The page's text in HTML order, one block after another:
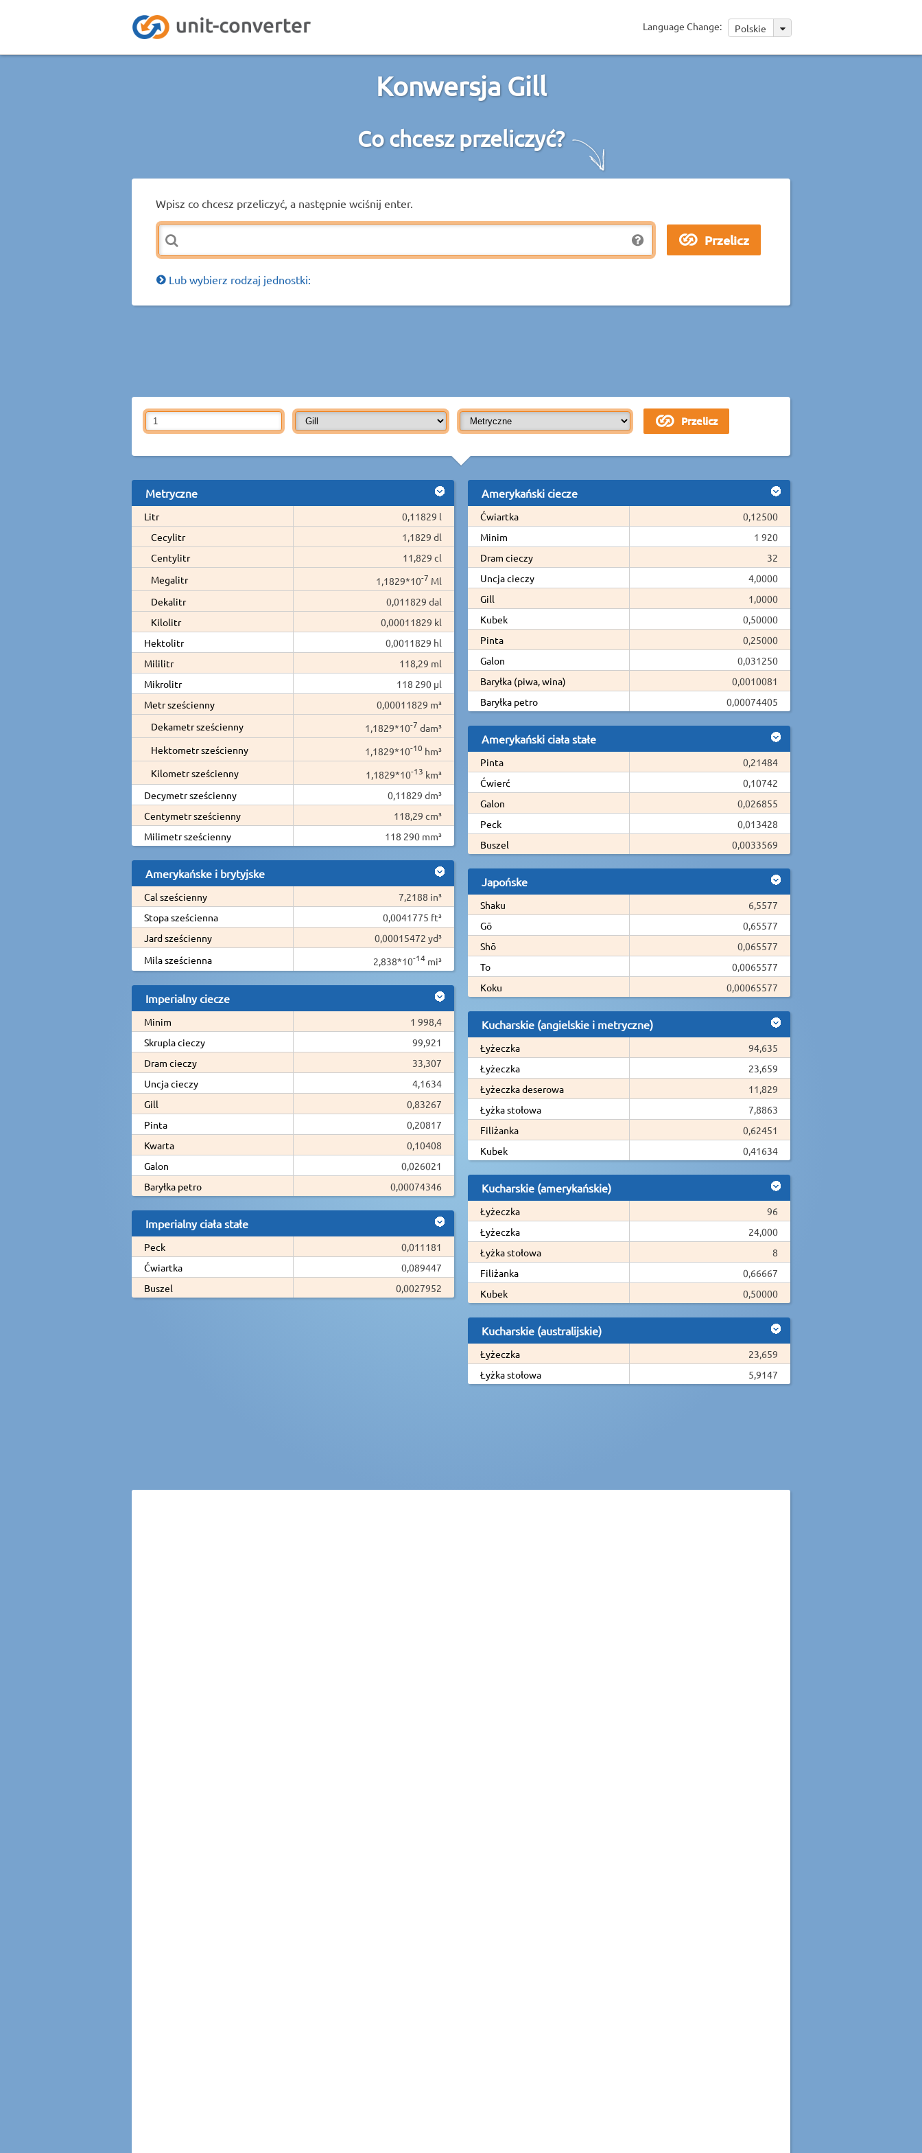
Language Change: Polskie
Konwersja Gill
Co chcesz przeliczyć?
Wpisz co chcesz przeliczyć, a następnie wciśnij enter.
Lub wybierz rodzaj jednostki:
Metryczne
Litr
0,11829 l
Cecylitr
1,1829 dl
Centylitr
11,829 cl
Megalitr
1,1829*10-7 Ml
Dekalitr
0,011829 dal
Kilolitr
0,00011829 kl
Hektolitr
0,0011829 hl
Mililitr
118,29 ml
Mikrolitr
118 290 µl
Metr sześcienny
0,00011829 m³
Dekametr sześcienny
1,1829*10-7 dam³
Hektometr sześcienny
1,1829*10-10 hm³
Kilometr sześcienny
1,1829*10-13 km³
Decymetr sześcienny
0,11829 dm³
Centymetr sześcienny
118,29 cm³
Milimetr sześcienny
118 290 mm³
Amerykańske i brytyjske
Cal sześcienny
7,2188 in³
Stopa sześcienna
0,0041775 ft³
Jard sześcienny
0,00015472 yd³
Mila sześcienna
2,838*10-14 mi³
Imperialny ciecze
Minim
1 998,4
Skrupla cieczy
99,921
Dram cieczy
33,307
Uncja cieczy
4,1634
Gill
0,83267
Pinta
0,20817
Kwarta
0,10408
Galon
0,026021
Baryłka petro
0,00074346
Imperialny ciała stałe
Peck
0,011181
Ćwiartka
0,089447
Buszel
0,0027952
Amerykański ciecze
Ćwiartka
0,12500
Minim
1 920
Dram cieczy
32
Uncja cieczy
4,0000
Gill
1,0000
Kubek
0,50000
Pinta
0,25000
Galon
0,031250
Baryłka (piwa, wina)
0,0010081
Baryłka petro
0,00074405
Amerykański ciała stałe
Pinta
0,21484
Ćwierć
0,10742
Galon
0,026855
Peck
0,013428
Buszel
0,0033569
Japońske
Shaku
6,5577
Gō
0,65577
Shō
0,065577
To
0,0065577
Koku
0,00065577
Kucharskie (angielskie i metryczne)
Łyżeczka
94,635
Łyżeczka
23,659
Łyżeczka deserowa
11,829
Łyżka stołowa
7,8863
Filiżanka
0,62451
Kubek
0,41634
Kucharskie (amerykańskie)
Łyżeczka
96
Łyżeczka
24,000
Łyżka stołowa
8
Filiżanka
0,66667
Kubek
0,50000
Kucharskie (australijskie)
Łyżeczka
23,659
Łyżka stołowa
5,9147